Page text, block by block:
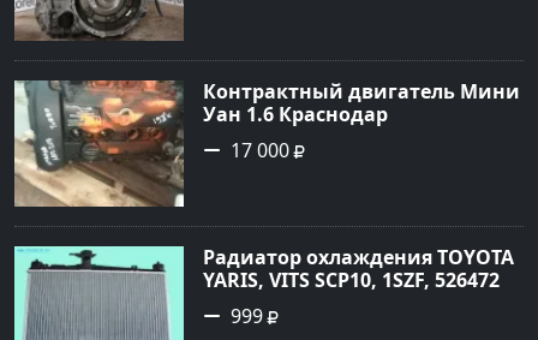
Контрактный двигатель Мини
Уан 1.6 Краснодар
17 000
Радиатор охлаждения TOYOTA
YARIS, VITS SCP10, 1SZF, 5264720
Краснодар
999